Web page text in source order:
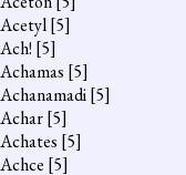
Acetyl[5]
Ach! [5]
Achamas [5]
Achanamadi[5]
Achar[5]
Achates [5]
Achce [5]